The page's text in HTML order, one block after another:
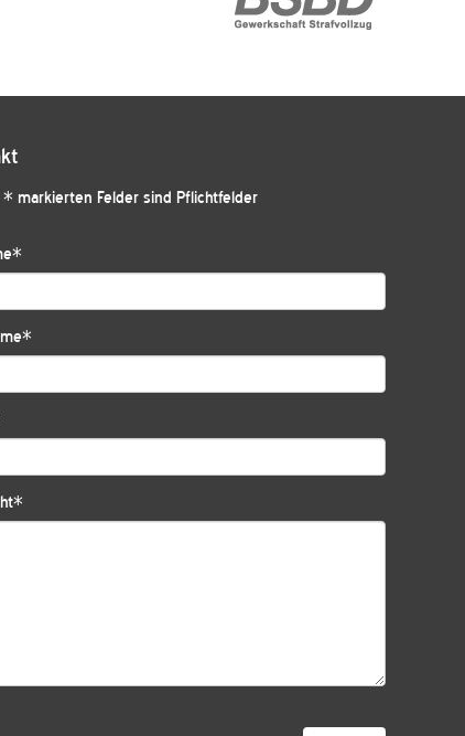
* markierten Felder sind Pflichtfelder
*
*
*